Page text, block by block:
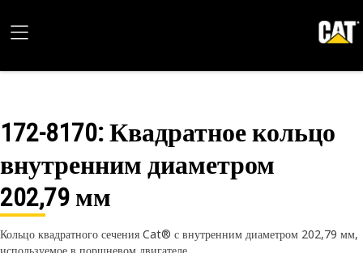
172-8170: Квадратное кольцо
внутренним диаметром
202,79 мм
Кольцо квадратного сечения Cat® с внутренним диаметром 202,79 мм,